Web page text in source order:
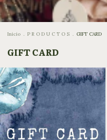
Inicio . P R O D U C T O S . GIFT CARD
GIFT CARD